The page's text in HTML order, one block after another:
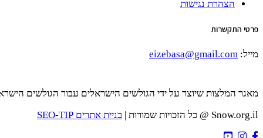
הצהרת נגישות
פרטי התקשרות
מייל: eizebasa@gmail.com
מאגר המלצות שיוצר על ידי הגולשים הישראלים עבור הגולשים
Snow.org.il @ כל הזכויות שמורות |
בניית אתרים SEO-TIP